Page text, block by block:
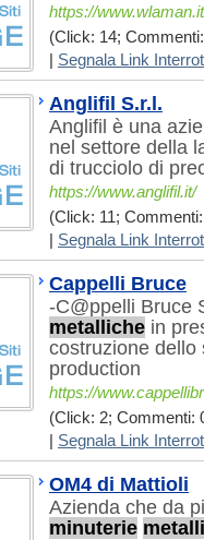
https://
(Click: 14;
Segnala Link
Anglifil S.r.l.
Anglifil è una
nel settore della
di trucciolo di
https://www.anglifil.it/
(Click: 11;
Segnala Link
Cappelli Bruce
-C@ppelli Bruce
metalliche in
costruzione dello
production
https://
(Click: 2; Commenti:
Segnala Link
OM4 di Mattioli
Azienda che da
minuterie